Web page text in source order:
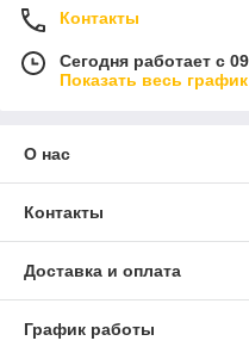
Контакты
Сегодня работает с
Показать весь
О нас
Контакты
Доставка и оплата
График работы